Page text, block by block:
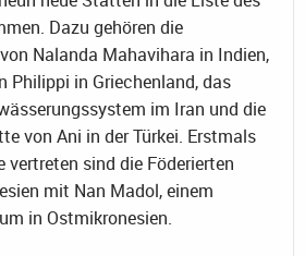
Dazu gehören die
Nalanda Mahavihara in Indien,
Philippi in Griechenland, das
im Iran und die
von Ani in der Türkei. Erstmals
vertreten sind die Föderierten
mit Nan Madol, einem
in Ostmikronesien.